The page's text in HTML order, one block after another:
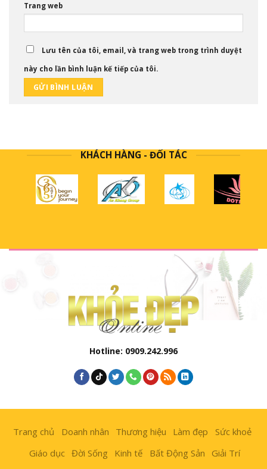
Trang web
Lưu tên của tôi, email, và trang web trong trình duyệt
này cho lần bình luận kế tiếp của tôi.
KHÁCH HÀNG - ĐỐI TÁC
Hotline: 0909.242.996
Trang chủ Doanh nhân Thương hiệu Làm đẹp
Sức khoẻ
Giáo dục Đời Sống Kinh tế Bất Động Sản Giải Trí